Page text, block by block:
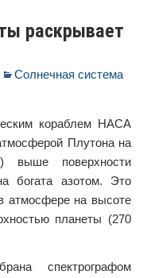
раскрывает
Солнечная система
кораблем НАСА
Плутона на
выше поверхности
богата азотом. Это
атмосфере на высоте
планеты (270
спектрографом